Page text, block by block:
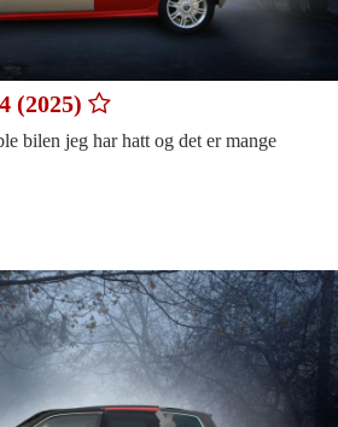
(2025)
bilen jeg har hatt og det er mange